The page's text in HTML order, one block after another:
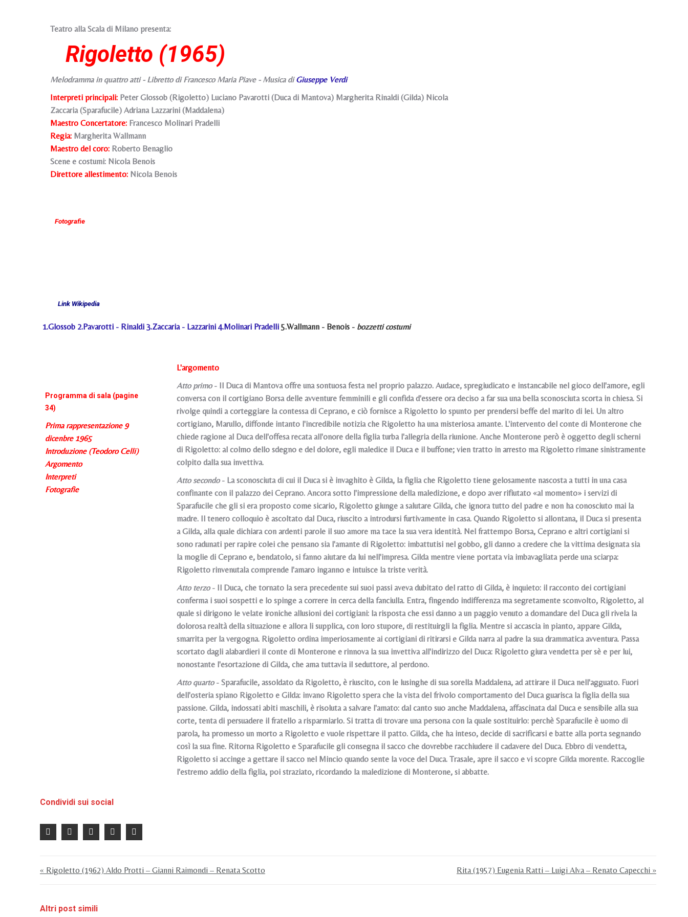
Teatro alla Scala di Milano presenta:
Rigoletto (1965)
Melodramma in quattro atti - Libretto di Francesco Maria Piave - Musica diGiuseppe Verdi
Interpreti principali: Peter Glossob (Rigoletto) Luciano Pavarotti (Duca di Mantova) Margherita Rinaldi (Gilda) Nicola
Zaccaria (Sparafucile) Adriana Lazzarini (Maddalena)
Maestro Concertatore: Francesco Molinari Pradelli
Regia: Margherita Wallmann
Maestro del coro: Roberto Benaglio
Scene e costumi: Nicola Benois
Direttore allestimento: Nicola Benois
Fotografie
Link Wikipedia
1.Glossob 2.Pavarotti - Rinaldi 3.Zaccaria- Lazzarini 4.Molinari Pradelli 5.Wallmann - Benois - bozzetti costumi
Programma di sala (pagine
34)
Prima rappresentazione 9
dicenbre 1965
Introduzione (Teodoro Celli)
Argomento
Interpreti
Fotografie
L'argomento
Atto primo- Il Duca di Mantova offre una sontuosa festa nel proprio palazzo. Audace, spregiudicato e instancabile nel gioco dell'amore, egli
conversa con il cortigiano Borsa delle avventure femminili e gli confida d'essere ora deciso a far sua una bella sconosciuta scorta in chiesa. Si
rivolge quindi a corteggiare la contessa di Ceprano, e ciò fornisce a Rigoletto lo spunto per prendersi beffe del marito di lei. Un altro
cortigiano, Marullo, diffonde intanto l'incredibile notizia che Rigoletto ha una misteriosa amante. L'intervento del conte di Monterone che
chiede ragione al Duca dell'offesa recata all'onore della figlia turba l'allegria della riunione. Anche Monterone però è oggetto degli scherni
di Rigoletto: al colmo dello sdegno e del dolore, egli maledice il Duca e il buffone; vien tratto in arresto ma Rigoletto rimane sinistramente
colpito dalla sua invettiva.
Atto secondo- La sconosciuta di cui il Duca si è invaghito è Gilda, la figlia che Rigoletto tiene gelosamente nascosta a tutti in una casa
confinante con il palazzo dei Ceprano. Ancora sotto l'impressione della maledizione, e dopo aver rifiutato «al momento» i servizi di
Sparafucile che gli si era proposto come sicario, Rigoletto giunge a salutare Gilda, che ignora tutto del padre e non ha conosciuto mai la
madre. Il tenero colloquio è ascoltato dal Duca, riuscito a introdursi furtivamente in casa. Quando Rigoletto si allontana, il Duca si presenta
a Gilda, alla quale dichiara con ardenti parole il suo amore ma tace la sua vera identità. Nel frattempo Borsa, Ceprano e altri cortigiani si
sono radunati per rapire colei che pensano sia l'amante di Rigoletto: imbattutisi nel gobbo, gli danno a credere che la vittima designata sia
la moglie di Ceprano e, bendatolo, si fanno aiutare da lui nell'impresa. Gilda mentre viene portata via imbavagliata perde una sciarpa:
Rigoletto rinvenutala comprende l'amaro inganno e intuisce la triste verità.
Atto terzo- Il Duca, che tornato la sera precedente sui suoi passi aveva dubitato del ratto di Gilda, è inquieto: il racconto dei cortigiani
conferma i suoi sospetti e lo spinge a correre in cerca della fanciulla. Entra, fingendo indifferenza ma segretamente sconvolto, Rigoletto, al
quale si dirigono le velate ironiche allusioni dei cortigiani: la risposta che essi danno a un paggio venuto a domandare del Duca gli rivela la
dolorosa realtà della situazione e allora li supplica, con loro stupore, di restituirgli la figlia. Mentre si accascia in pianto, appare Gilda,
smarrita per la vergogna. Rigoletto ordina imperiosamente ai cortigiani di ritirarsi e Gilda narra al padre la sua drammatica avventura. Passa
scortato dagli alabardieri il conte di Monterone e rinnova la sua invettiva all'indirizzo del Duca: Rigoletto giura vendetta per sè e per lui,
nonostante l'esortazione di Gilda, che ama tuttavia il seduttore, al perdono.
Atto quarto- Sparafucile, assoldato da Rigoletto, è riuscito, con le lusinghe di sua sorella Maddalena, ad attirare il Duca nell'agguato. Fuori
dell'osteria spiano Rigoletto e Gilda: invano Rigoletto spera che la vista del frivolo comportamento del Duca guarisca la figlia della sua
passione. Gilda, indossati abiti maschili, è risoluta a salvare l'amato: dal canto suo anche Maddalena, affascinata dal Duca e sensibile alla sua
corte, tenta di persuadere il fratello a risparmiarlo. Si tratta di trovare una persona con la quale sostituirlo: perchè Sparafucile è uomo di
parola, ha promesso un morto a Rigoletto e vuole rispettare il patto. Gilda, che ha inteso, decide di sacrificarsi e batte alla porta segnando
così la sua fine. Ritorna Rigoletto e Sparafucile gli consegna il sacco che dovrebbe racchiudere il cadavere del Duca. Ebbro di vendetta,
Rigoletto si accinge a gettare il sacco nel Mincio quando sente la voce del Duca. Trasale, apre il sacco e vi scopre Gilda morente. Raccoglie
l'estremo addio della figlia, poi straziato, ricordando la maledizione di Monterone, si abbatte.
Condividi sui social
« Rigoletto (1962) Aldo Protti – Gianni Raimondi – Renata Scotto Rita (1957) Eugenia Ratti – Luigi Alva – Renato Capecchi »
Altri post simili